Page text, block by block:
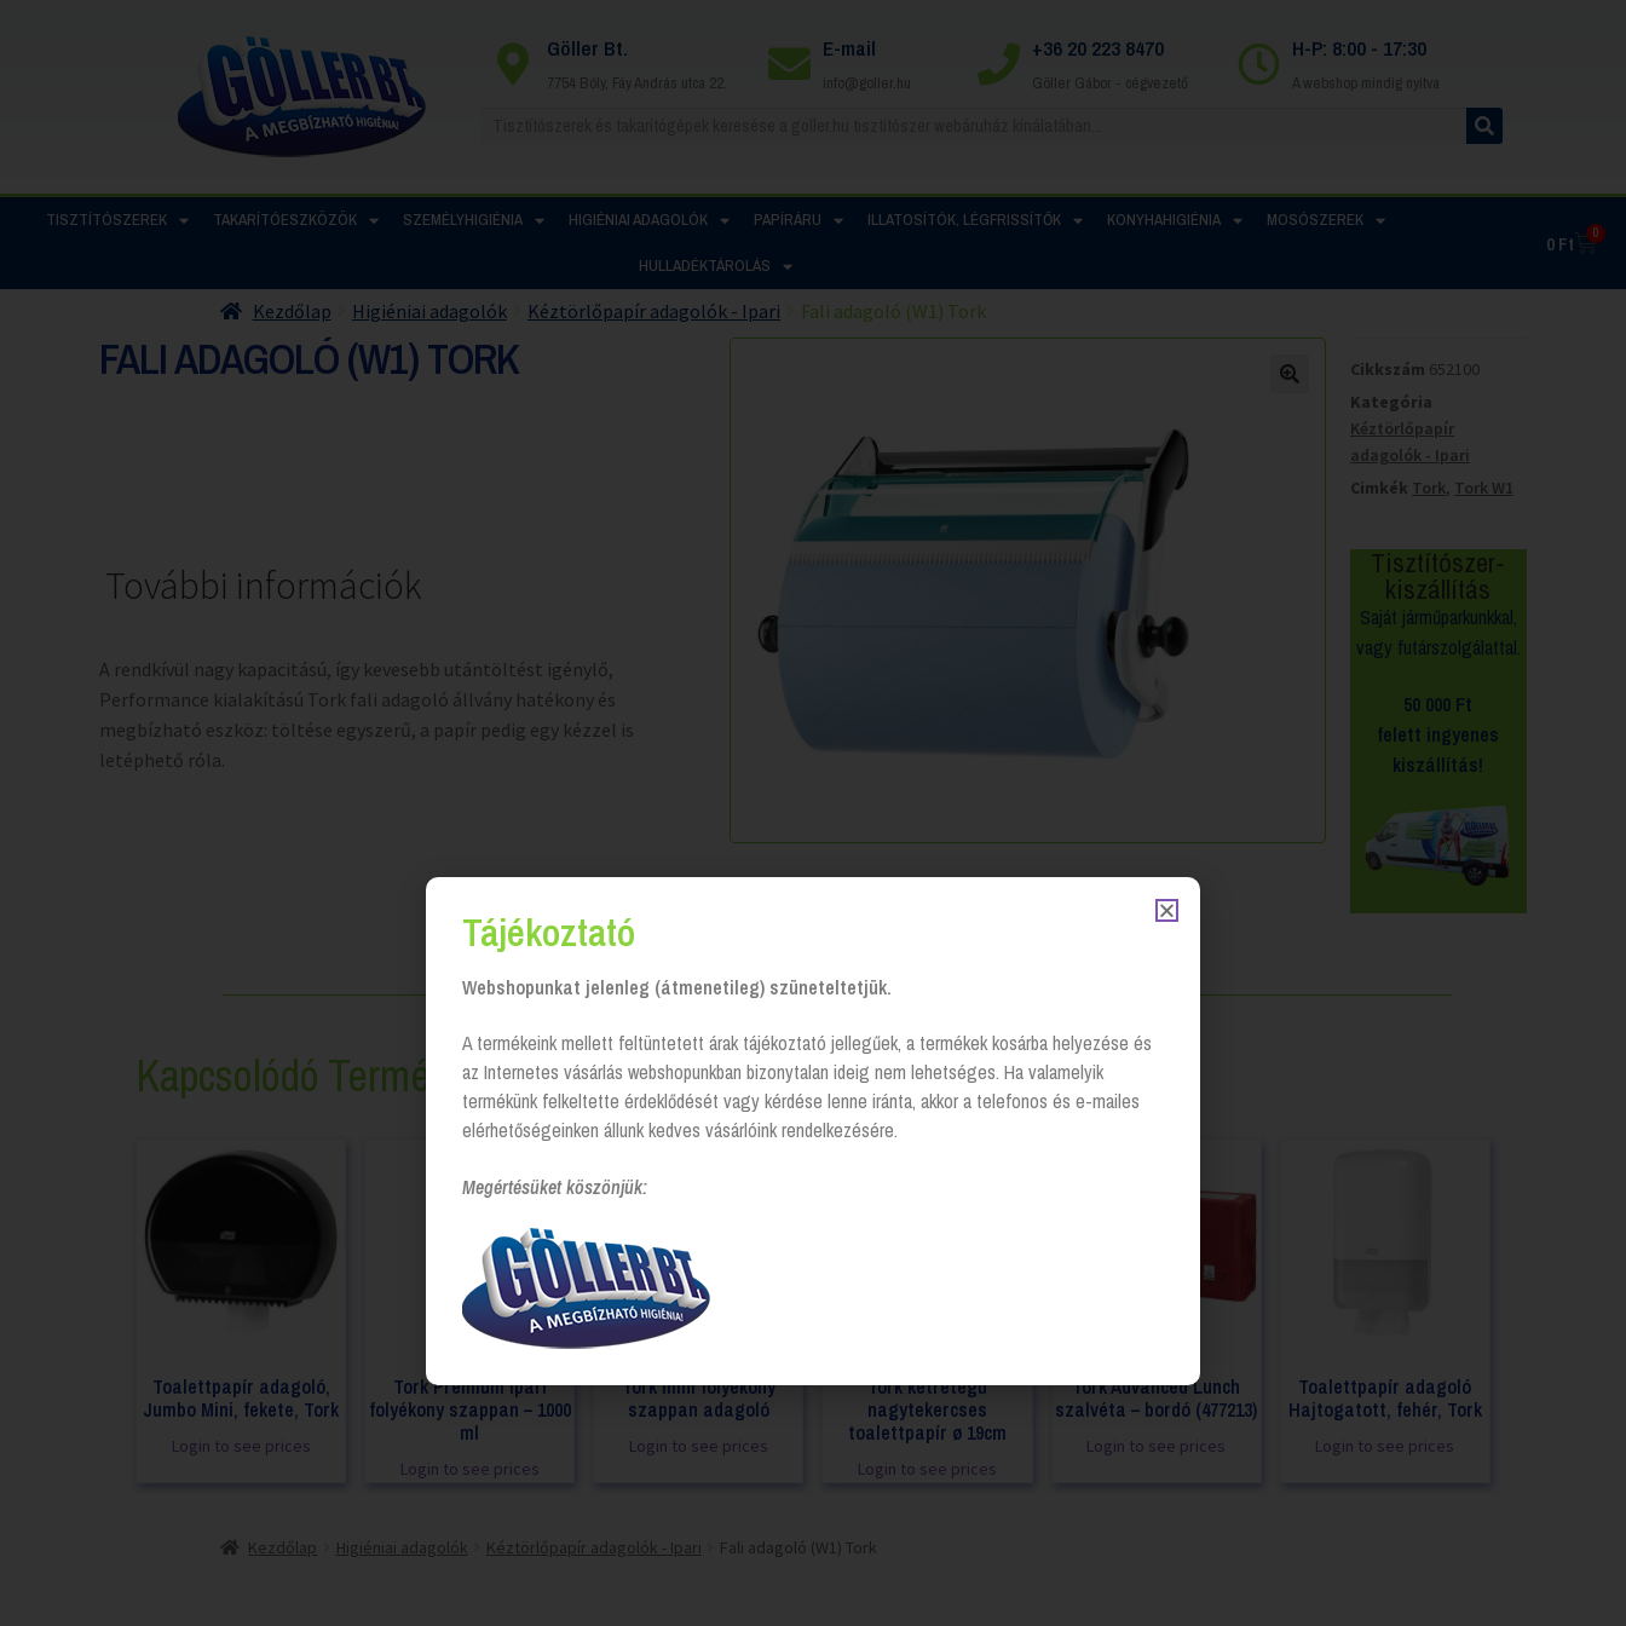
Göller Bt.
7754 Bóly, Fáy András utca 22.
E-mail
info@goller.hu
+36 20 223 8470
Göller Gábor - cégvezető
H-P: 8:00 - 17:30
A webshop mindig nyitva
TISZTÍTÓSZEREK TAKARÍTÓESZKÖZÖK SZEMÉLYHIGIÉNIA HIGIÉNIAI ADAGOLÓK PAPÍRÁRU ILLATOSÍTÓK, LÉGFRISSÍTŐK KONYHAHIGIÉNIA MOSÓSZEREK
HULLADÉKTÁROLÁS
0Ft 0
Kezdőlap Higiéniai adagolók Kéztörlőpapír adagolók - Ipari Fali adagoló (W1) Tork
FALI ADAGOLÓ (W1) TORK
További információk
A rendkívül nagy kapacitású, így kevesebb utántöltést igénylő,
Performance kialakítású Tork fali adagoló állvány hatékony és
megbízható eszköz: töltése egyszerű, a papír pedig egy kézzel is
letéphető róla.
Cikkszám 652100
Kategória
Kéztörlőpapír
adagolók - Ipari
Cimkék Tork Tork W1
Tisztítószer-
kiszállítás
Saját járműparkunkkal,
vagy futárszolgálattal.
50 000 Ft
felett ingyenes
kiszállítás!
Kapcsolódó Termékek
Toalettpapír adagoló,
Jumbo Mini, fekete, Tork
Login to see prices
Tork Premium ipari
folyékony szappan – 1000
ml
Login to see prices
Tork mini folyékony
szappan adagoló
Login to see prices
Tork kétrétegű
nagytekercses
toalettpapír ø 19cm
Login to see prices
Tork Advanced Lunch
szalvéta – bordó (477213)
Login to see prices
Toalettpapír adagoló
Hajtogatott, fehér, Tork
Login to see prices
Kezdőlap Higiéniai adagolók Kéztörlőpapír adagolók - Ipari Fali adagoló (W1) Tork
Tájékoztató
Webshopunkat jelenleg (átmenetileg) szüneteltetjük.
A termékeink mellett feltüntetett árak tájékoztató jellegűek, a termékek kosárba helyezése és
az Internetes vásárlás webshopunkban bizonytalan ideig nem lehetséges. Ha valamelyik
termékünk felkeltette érdeklődését vagy kérdése lenne iránta, akkor a telefonos és e-mailes
elérhetőségeinken állunk kedves vásárlóink rendelkezésére.
Megértésüket köszönjük: